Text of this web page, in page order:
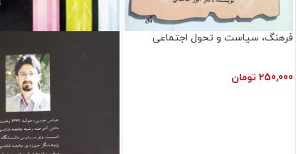
فرهنگ، سیاست و تحول اجتماعی
250,000 تومان